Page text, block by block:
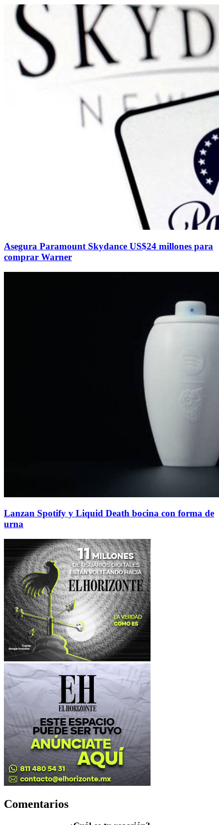
Asegura Paramount Skydance US$24 millones para
comprar Warner
Lanzan Spotify y Liquid Death bocina con forma de
urna
Comentarios